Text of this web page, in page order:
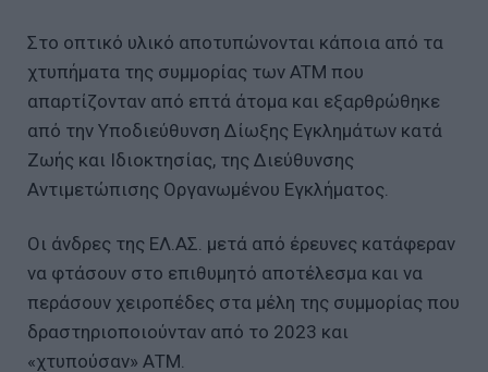
Στο οπτικό υλικό αποτυπώνονται κάποια από τα
χτυπήματα της συμμορίας των ATM που
απαρτίζονταν από επτά άτομα και εξαρθρώθηκε
από την Υποδιεύθυνση Δίωξης Εγκλημάτων κατά
Ζωής και Ιδιοκτησίας, της Διεύθυνσης
Αντιμετώπισης Οργανωμένου Εγκλήματος.
Οι άνδρες της ΕΛ.ΑΣ. μετά από έρευνες κατάφεραν
να φτάσουν στο επιθυμητό αποτέλεσμα και να
περάσουν χειροπέδες στα μέλη της συμμορίας που
δραστηριοποιούνταν από το 2023 και
«χτυπούσαν» ΑΤΜ.